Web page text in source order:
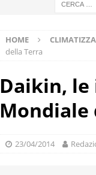
HOME
della Terra
Daikin,
Mondiale
23/04/2014